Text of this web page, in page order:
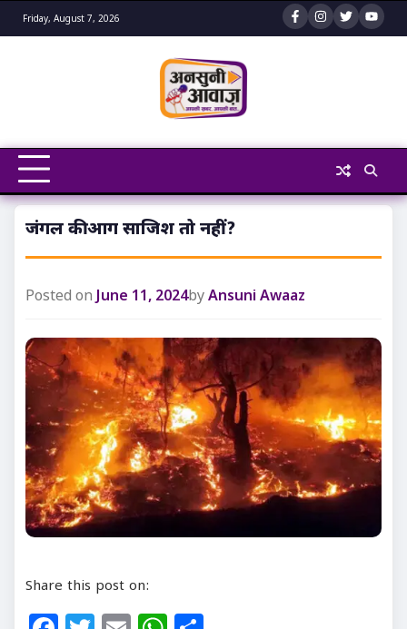
Skip
to
Friday, August 7, 2026
जंगल की आग साजिश तो नहीं?
Posted on June 11, 2024byAnsuni Awaaz
Share this post on: